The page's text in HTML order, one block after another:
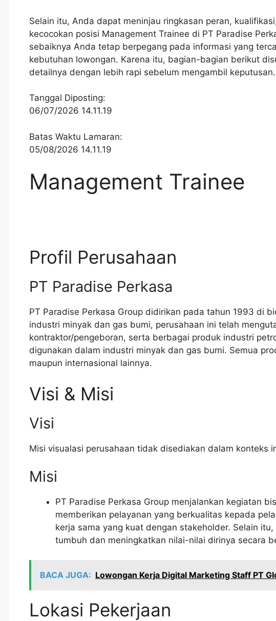
Selain itu, Anda dapat meninjau ringkasan peran,
kecocokan posisi Management Trainee di PT Paradise
sebaiknya Anda tetap berpegang pada informasi yang
kebutuhan lowongan. Karena itu, bagian-bagian berikut
detailnya dengan lebih rapi sebelum mengambil keputusan.
Tanggal Diposting:
06/07/2026 14.11.19
Batas Waktu Lamaran:
05/08/2026 14.11.19
Management Trainee
Profil Perusahaan
PT Paradise Perkasa
PT Paradise Perkasa Group didirikan pada tahun 1993 di
industri minyak dan gas bumi, perusahaan ini telah
kontraktor/pengeboran, serta berbagai produk industri
digunakan dalam industri minyak dan gas bumi. Semua
maupun internasional lainnya.
Visi & Misi
Visi
Misi visualasi perusahaan tidak disediakan dalam konteks
Misi
PT Paradise Perkasa Group menjalankan kegiatan
memberikan pelayanan yang berkualitas kepada
kerja sama yang kuat dengan stakeholder. Selain
tumbuh dan meningkatkan nilai-nilai dirinya secara
BACA JUGA: Lowongan Kerja Digital Marketing Staff PT
Lokasi Pekerjaan